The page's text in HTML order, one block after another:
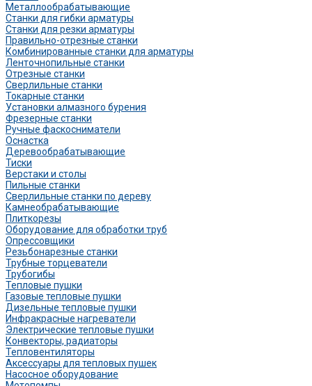
Металлообрабатывающие
Станки для гибки арматуры
Станки для резки арматуры
Правильно-отрезные станки
Комбинированные станки для арматуры
Ленточнопильные станки
Отрезные станки
Сверлильные станки
Токарные станки
Установки алмазного бурения
Фрезерные станки
Ручные фаскосниматели
Оснастка
Деревообрабатывающие
Тиски
Верстаки и столы
Пильные станки
Сверлильные станки по дереву
Камнеобрабатывающие
Плиткорезы
Оборудование для обработки труб
Опрессовщики
Резьбонарезные станки
Трубные торцеватели
Трубогибы
Тепловые пушки
Газовые тепловые пушки
Дизельные тепловые пушки
Инфракрасные нагреватели
Электрические тепловые пушки
Конвекторы, радиаторы
Тепловентиляторы
Аксессуары для тепловых пушек
Насосное оборудование